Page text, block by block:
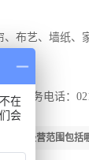
、布艺、墙纸、
注册服务电话
材公司经营范围包括
在
会